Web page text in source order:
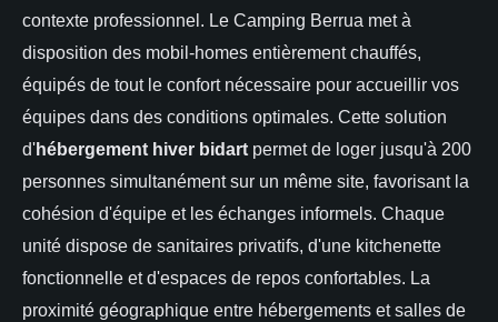
contexte professionnel. Le Camping Berrua met à
disposition des mobil-homes entièrement chauffés,
équipés de tout le confort nécessaire pour accueillir vos
équipes dans des conditions optimales. Cette solution
d'hébergement hiver bidart permet de loger jusqu'à 200
personnes simultanément sur un même site, favorisant la
cohésion d'équipe et les échanges informels. Chaque
unité dispose de sanitaires privatifs, d'une kitchenette
fonctionnelle et d'espaces de repos confortables. La
proximité géographique entre hébergements et salles de